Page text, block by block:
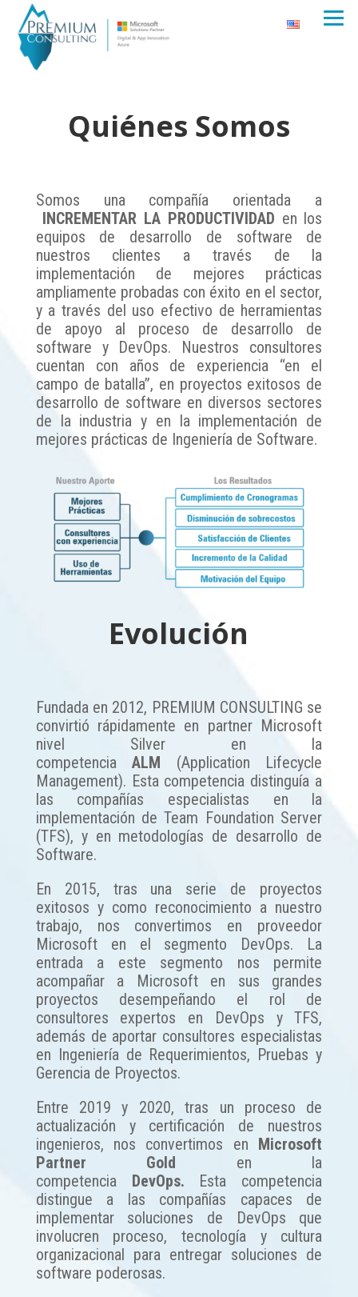
Quiénes Somos
Somos una compañía orientada a
INCREMENTAR LA PRODUCTIVIDAD en los
equipos de desarrollo de software de
nuestros clientes a través de la
implementación de mejores prácticas
ampliamente probadas con éxito en el sector,
y a través del uso efectivo de herramientas
de apoyo al proceso de desarrollo de
software y DevOps. Nuestros consultores
cuentan con años de experiencia “en el
campo de batalla”, en proyectos exitosos de
desarrollo de software en diversos sectores
de la industria y en la implementación de
mejores prácticas de Ingeniería de Software.
Evolución
Fundada en 2012, PREMIUM CONSULTING se
convirtió rápidamente en partner Microsoft
nivel Silver en la
competenciaALM (Application Lifecycle
Management). Esta competencia distinguía a
las compañías especialistas en la
implementación de Team Foundation Server
(TFS), y en metodologías de desarrollo de
Software.
En 2015, tras una serie de proyectos
exitosos y como reconocimiento a nuestro
trabajo, nos convertimos en proveedor
Microsoft en el segmento DevOps. La
entrada a este segmento nos permite
acompañar a Microsoft en sus grandes
proyectos desempeñando el rol de
consultores expertos en DevOps y TFS,
además de aportar consultores especialistas
en Ingeniería de Requerimientos, Pruebas y
Gerencia de Proyectos.
Entre 2019 y 2020, tras un proceso de
actualización y certificación de nuestros
ingenieros, nos convertimos en Microsoft
Partner Gold en la
competencia DevOps. Esta competencia
distingue a las compañías capaces de
implementar soluciones de DevOps que
involucren proceso, tecnología y cultura
organizacional para entregar soluciones de
software poderosas.